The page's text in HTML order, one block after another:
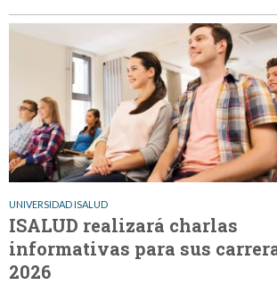
UNIVERSIDAD ISALUD
ISALUD realizará charlas
informativas para sus
2026